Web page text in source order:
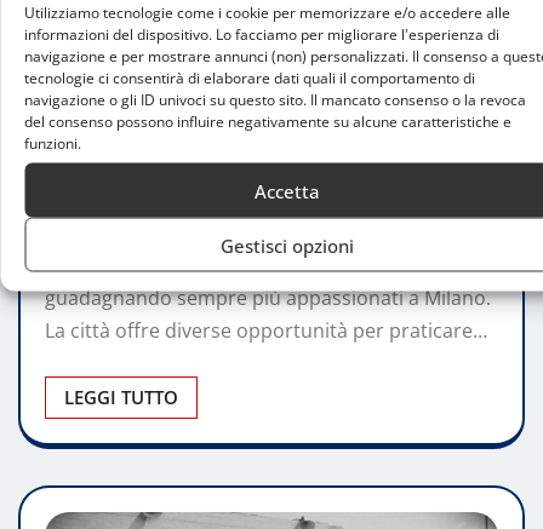
Utilizziamo tecnologie come i cookie per memorizzare e/o accedere alle
informazioni del dispositivo. Lo facciamo per migliorare l'esperienza di
navigazione e per mostrare annunci (non) personalizzati. Il consenso a
tecnologie ci consentirà di elaborare dati quali il comportamento di
navigazione o gli ID univoci su questo sito. Il mancato consenso o la revoca
del consenso possono influire negativamente su alcune caratteristiche e
funzioni.
Accetta
Gestisci opzioni
CONSIGLI
La pallamano a Milano: scopri dove
iniziare a praticare questo sport
Simone Paparusso Feb 6, 2025 0
La pallamano, sport dinamico e coinvolgente, sta
guadagnando sempre più appassionati a Milano.
La città offre diverse opportunità per praticare…
LEGGI TUTTO